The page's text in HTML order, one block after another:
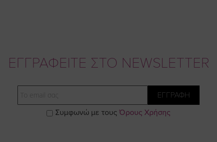
ΕΓΓΡΑΦΕΙΤΕ ΣΤΟ NEWSLETTER
ΕΓΓΡΑΦΗ
Συμφωνώ με τους Όρους Χρήσης